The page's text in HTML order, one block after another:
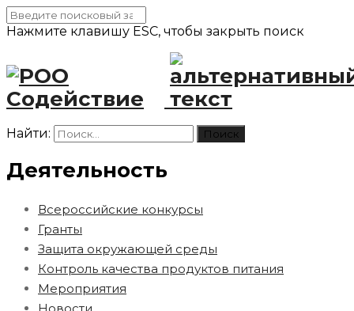
Нажмите клавишу ESC, чтобы закрыть поиск
Найти:
Деятельность
Всероссийские конкурсы
Гранты
Защита окружающей среды
Контроль качества продуктов питания
Мероприятия